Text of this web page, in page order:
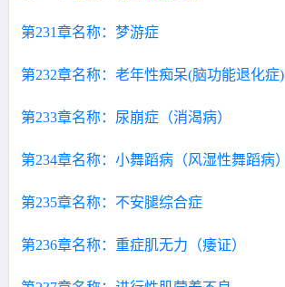
第231章名称：梦游症
第232章名称：老年性痴呆(脑功能退化症)
第233章名称：尿崩症（消渴病）
第234章名称：小舞蹈病（风湿性舞蹈病）
第235章名称：不安腿综合症
第236章名称：重症肌无力（痿证）